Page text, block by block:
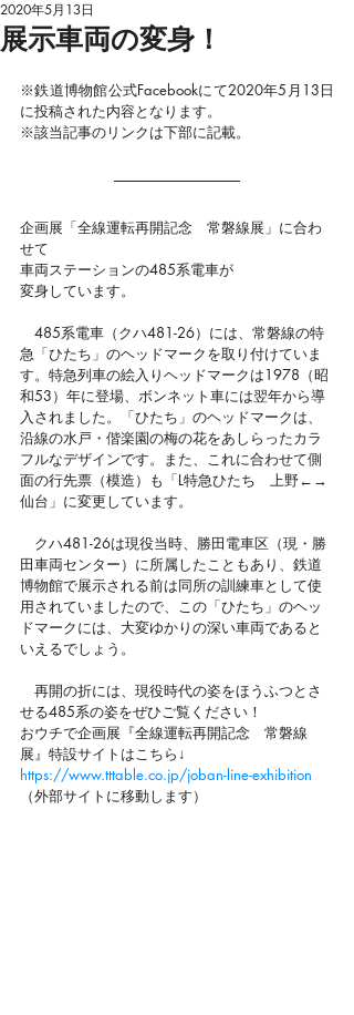
展示車両の変身！
2020年5月13日
※鉄道博物館公式Facebookにて2020年5月13日
に投稿された内容となります。
※該当記事のリンクは下部に記載。
企画展「全線運転再開記念　常磐線展」に合わ
せて
車両ステーションの485系電車が
変身しています。
485系電車（クハ481-26）には、常磐線の特
急「ひたち」のヘッドマークを取り付けていま
す。特急列車の絵入りヘッドマークは1978（昭
和53）年に登場、ボンネット車には翌年から導
入されました。「ひたち」のヘッドマークは、
沿線の水戸・偕楽園の梅の花をあしらったカラ
フルなデザインです。また、これに合わせて側
面の行先票（模造）も「L特急ひたち　上野←→
仙台」に変更しています。
クハ481-26は現役当時、勝田電車区（現・勝
田車両センター）に所属したこともあり、鉄道
博物館で展示される前は同所の訓練車として使
用されていましたので、この「ひたち」のヘッ
ドマークには、大変ゆかりの深い車両であると
いえるでしょう。
再開の折には、現役時代の姿をほうふつとさ
せる485系の姿をぜひご覧ください！
おウチで企画展『全線運転再開記念　常磐線
展』特設サイトはこちら↓
https://www.tttable.co.jp/joban-line-exhibition
（外部サイトに移動します）